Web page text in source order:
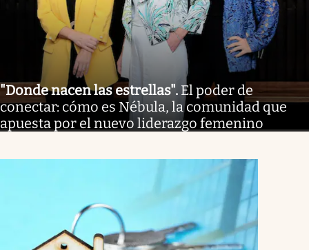
"Donde nacen las estrellas". El poder de
conectar: cómo es Nébula, la comunidad que
apuesta por el nuevo liderazgo femenino